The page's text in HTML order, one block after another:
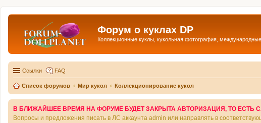
Форум о куклах DP
Коллекционные куклы, кукольная фотография,
Ссылки FAQ
Список форумов Мир кукол Коллекционирование кукол
В БЛИЖАЙШЕЕ ВРЕМЯ НА ФОРУМЕ БУДЕТ ЗАКРЫТА АВТОРИЗАЦИЯ, ТО ЕСТЬ
Вопросы и предложения писать в ЛС аккаунта admin или направлять в